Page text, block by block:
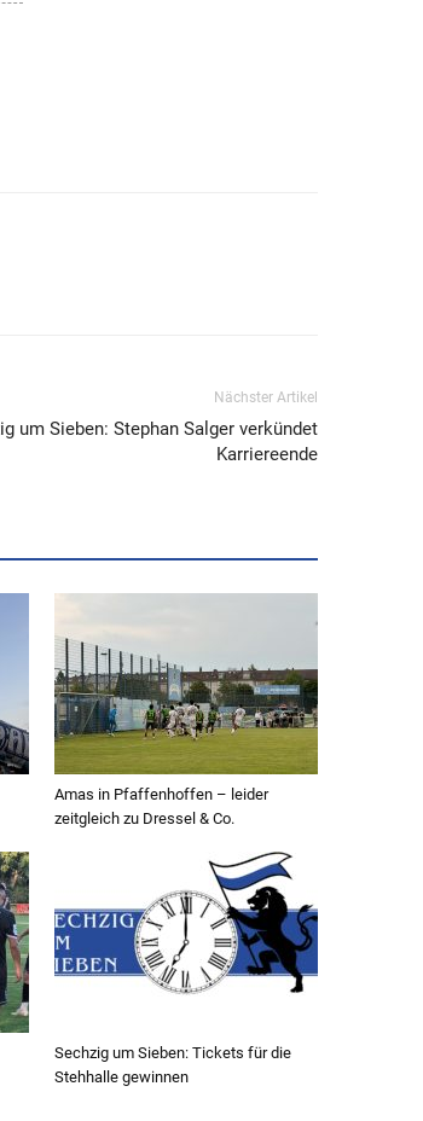
Nächster Artikel
um Sieben: Stephan Salger verkündet
Karriereende
Amas in Pfaffenhoffen – leider
zeitgleich zu Dressel & Co.
Sechzig um Sieben: Tickets für die
Stehhalle gewinnen